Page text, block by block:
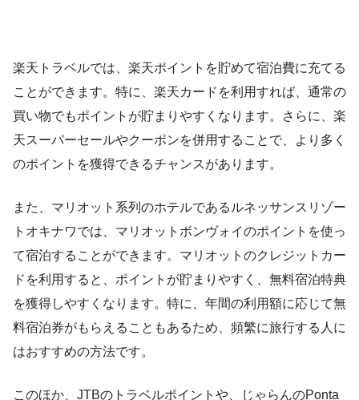
楽天トラベルでは、楽天ポイントを貯めて宿泊費に充てる
ことができます。特に、楽天カードを利用すれば、通常の
買い物でもポイントが貯まりやすくなります。さらに、楽
天スーパーセールやクーポンを併用することで、より多く
のポイントを獲得できるチャンスがあります。
また、マリオット系列のホテルであるルネッサンスリゾー
トオキナワでは、マリオットボンヴォイのポイントを使っ
て宿泊することができます。マリオットのクレジットカー
ドを利用すると、ポイントが貯まりやすく、無料宿泊特典
を獲得しやすくなります。特に、年間の利用額に応じて無
料宿泊券がもらえることもあるため、頻繁に旅行する人に
はおすすめの方法です。
このほか、JTBのトラベルポイントや、じゃらんのPonta